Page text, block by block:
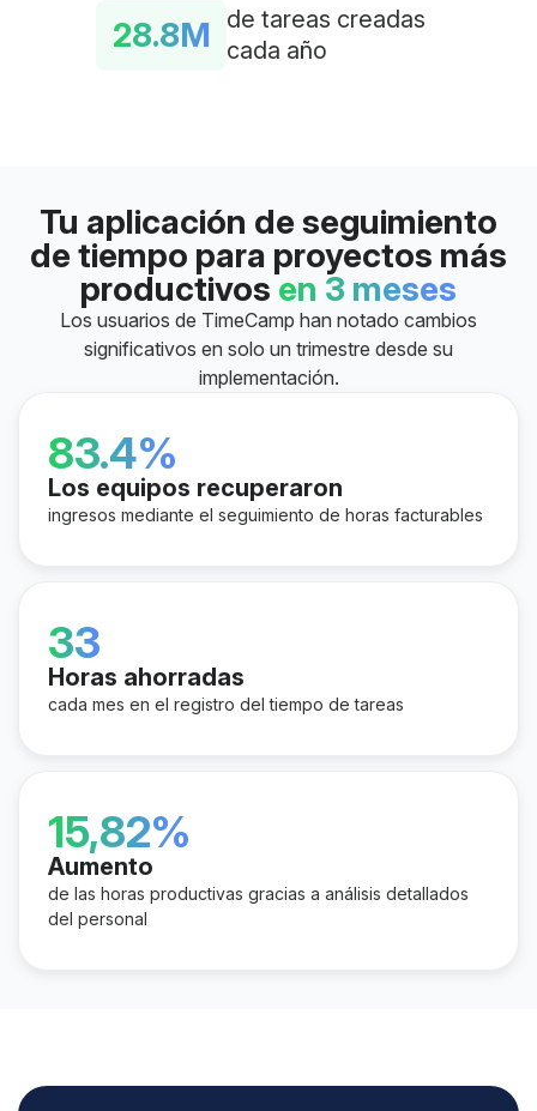
28.8M
de tareas creadas
cada año
Tu aplicación de seguimiento
de tiempo para proyectos más
productivosen 3 meses
Los usuarios de TimeCamp han notado cambios
significativos en solo un trimestre desde su
implementación.
83.4%
Los equipos recuperaron
ingresos mediante el seguimiento de horas facturables
33
Horas ahorradas
cada mes en el registro del tiempo de tareas
15,82%
Aumento
de las horas productivas gracias a análisis detallados
del personal